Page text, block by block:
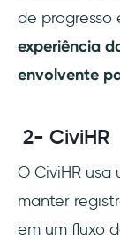
de progresso
experiência
envolvente
2- CiviHR
O CiviHR
manter
em um fluxo